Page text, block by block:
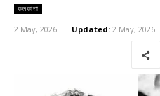
কলকাতা
2 May, 2026 Updated: 2 May, 2026